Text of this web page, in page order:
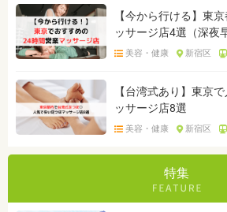
【今から行ける】東
ッサージ店4選（深夜
美容・健康 新宿区
【台湾式あり】東京
ッサージ店8選
美容・健康 新宿区
特集